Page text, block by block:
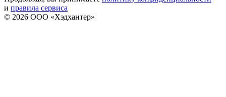
и правила сервиса
© 2026 ООО «Хэдхантер»